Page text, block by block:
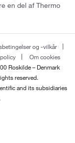
en del af Thermo
og -vilkår
Om cookies
Roskilde – Denmark
reserved.
and its subsidiaries